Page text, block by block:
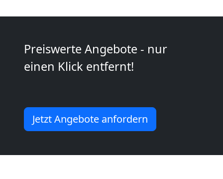
Preiswerte Angebote - nur
einen Klick entfernt!
Jetzt Angebote anfordern
Möbeltransport
Beiladung
National